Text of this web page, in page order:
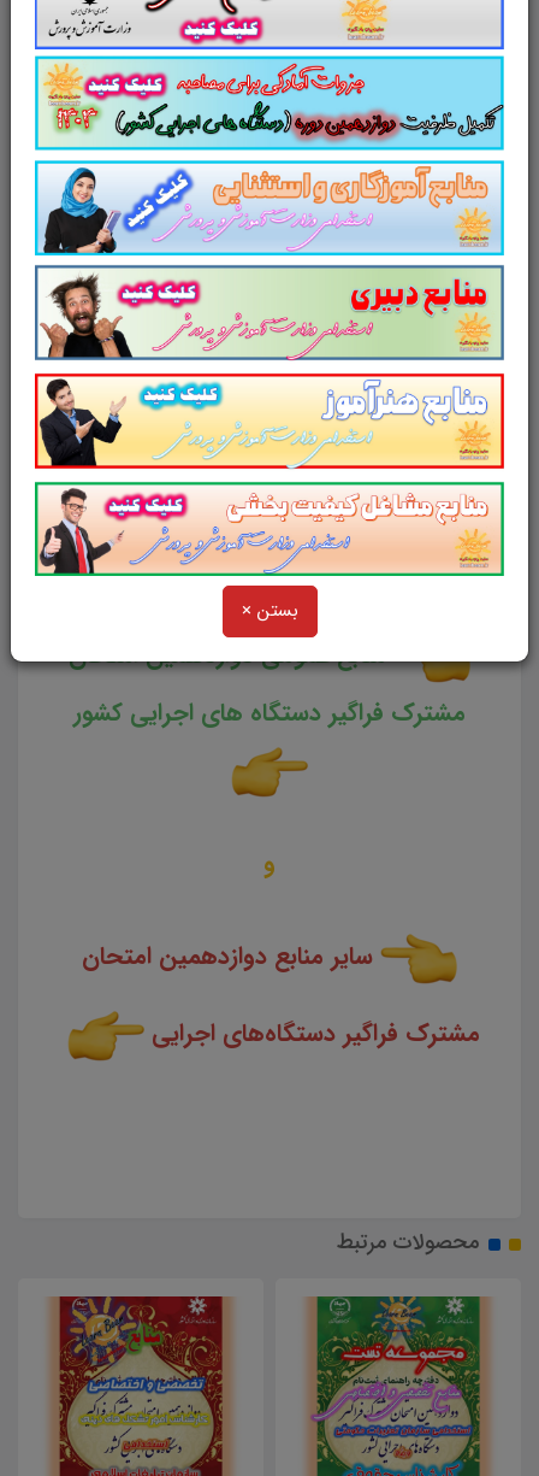
بستن ×
سایت علمی، آموزشی و فرهنگی پرتو یادگیری
مجموعه منابع آمادگی برای آزمونهای استخدامی را
برای داوطلبین این آزمون به شرح ذیل اعلام می
دارد.
لینک دانلود
تستارزیابی زیست محیطی
طرح های عمرانی
تست منابع عمومی دوازدهمین
امتحان مشترک فراگیر دستگاه های اجرایی
کشور
منابع عمومی دوازدهمین امتحان
مشترک فراگیر دستگاه های اجرایی کشور
و
سایر منابع دوازدهمین امتحان
مشترک فراگیر دستگاه‌های اجرایی
محصولات مرتبط